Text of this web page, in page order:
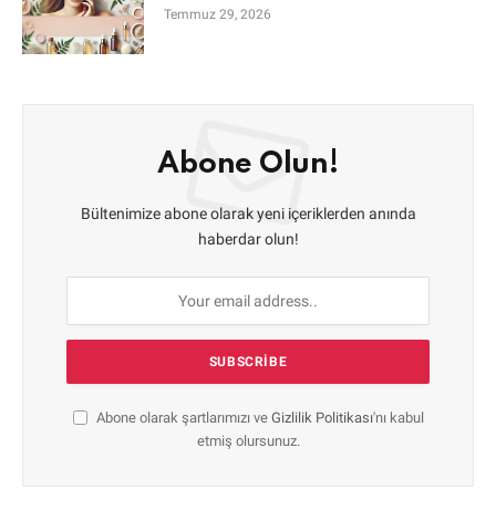
Temmuz 29, 2026
Abone Olun!
Bültenimize abone olarak yeni içeriklerden anında
haberdar olun!
Abone olarak şartlarımızı ve Gizlilik Politikası'nı kabul
etmiş olursunuz.